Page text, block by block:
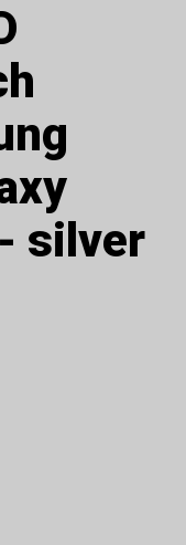
silver